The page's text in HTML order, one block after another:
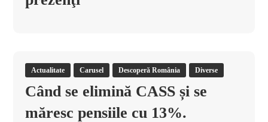
Actualitate Carusel Descoperă România Diverse
Când se elimină CASS și se
măresc pensiile cu 13%.